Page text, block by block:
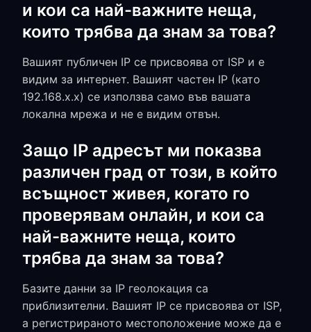
и кои са най-важните неща,
които трябва да знам за това?
Вашият публичен IP се присвоява от ISP и е
видим за интернет. Вашият частен IP (като
192.168.x.x) се използва само във вашата
локална мрежа и не е видим отвън.
Защо IP адресът ми показва
различен град от този, в който
всъщност живея, когато го
проверявам онлайн, и кои са
най-важните неща, които
трябва да знам за това?
Базите данни за IP геолокация са
приблизителни. Вашият IP се присвоява от ISP,
а регистрираното местоположение може да е